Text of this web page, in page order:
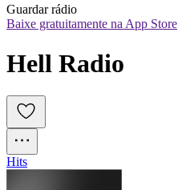
Guardar rádio
Baixe gratuitamente na App Store
Hell Radio
Hits